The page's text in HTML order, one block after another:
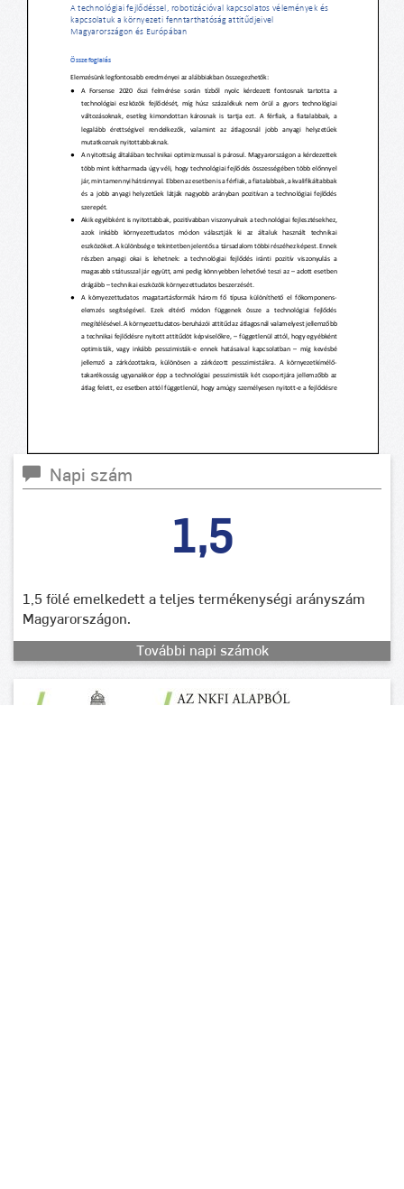
Napi szám
1,5
1,5 fölé emelkedett a teljes termékenységi arányszám
Magyarországon.
További napi számok